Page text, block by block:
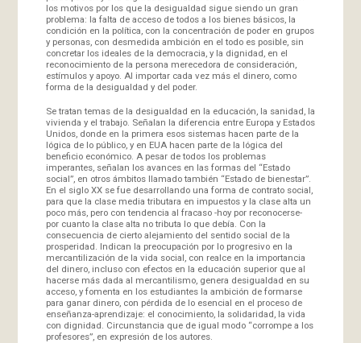
los motivos por los que la desigualdad sigue siendo un gran
problema: la falta de acceso de todos a los bienes básicos, la
condición en la política, con la concentración de poder en grupos
y personas, con desmedida ambición en el todo es posible, sin
concretar los ideales de la democracia, y la dignidad, en el
reconocimiento de la persona merecedora de consideración,
estímulos y apoyo. Al importar cada vez más el dinero, como
forma de la desigualdad y del poder.
Se tratan temas de la desigualdad en la educación, la sanidad, la
vivienda y el trabajo. Señalan la diferencia entre Europa y Estados
Unidos, donde en la primera esos sistemas hacen parte de la
lógica de lo público, y en EUA hacen parte de la lógica del
beneficio económico. A pesar de todos los problemas
imperantes, señalan los avances en las formas del “Estado
social”, en otros ámbitos llamado también “Estado de bienestar”.
En el siglo XX se fue desarrollando una forma de contrato social,
para que la clase media tributara en impuestos y la clase alta un
poco más, pero con tendencia al fracaso -hoy por reconocerse-
por cuanto la clase alta no tributa lo que debía. Con la
consecuencia de cierto alejamiento del sentido social de la
prosperidad. Indican la preocupación por lo progresivo en la
mercantilización de la vida social, con realce en la importancia
del dinero, incluso con efectos en la educación superior que al
hacerse más dada al mercantilismo, genera desigualdad en su
acceso, y fomenta en los estudiantes la ambición de formarse
para ganar dinero, con pérdida de lo esencial en el proceso de
enseñanza-aprendizaje: el conocimiento, la solidaridad, la vida
con dignidad. Circunstancia que de igual modo “corrompe a los
profesores”, en expresión de los autores.